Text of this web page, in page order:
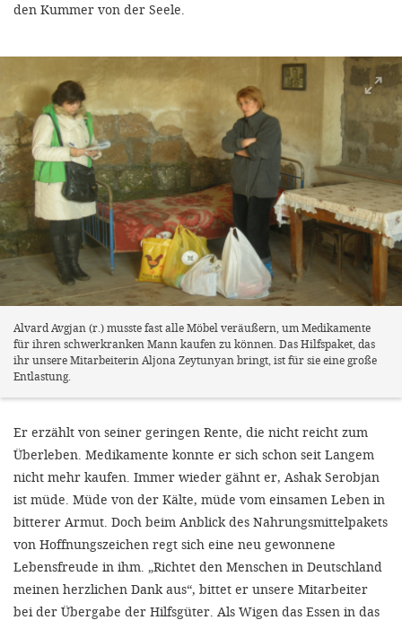
den Kummer von der Seele.
Alvard Avgjan (r.) musste fast alle Möbel veräußern, um Medikamente
für ihren schwerkranken Mann kaufen zu können. Das Hilfspaket, das
ihr unsere Mitarbeiterin Aljona Zeytunyan bringt, ist für sie eine große
Entlastung.
Er erzählt von seiner geringen Rente, die nicht reicht zum
Überleben. Medikamente konnte er sich schon seit Langem
nicht mehr kaufen. Immer wieder gähnt er, Ashak Serobjan
ist müde. Müde von der Kälte, müde vom einsamen Leben in
bitterer Armut. Doch beim Anblick des Nahrungsmittelpakets
von Hoffnungszeichen regt sich eine neu gewonnene
Lebensfreude in ihm. „Richtet den Menschen in Deutschland
meinen herzlichen Dank aus“, bittet er unsere Mitarbeiter
bei der Übergabe der Hilfsgüter. Als Wigen das Essen in das